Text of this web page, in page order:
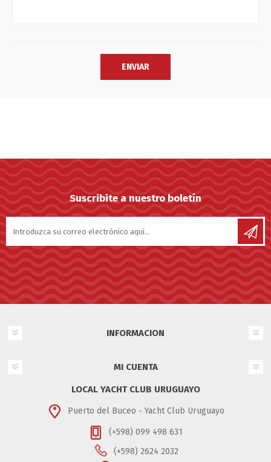
Suscribite a nuestro boletín
INFORMACION
MI CUENTA
LOCAL YACHT CLUB URUGUAYO
Puerto del Buceo - Yacht Club Uruguayo
(+598) 099 498 631
(+598) 2624 2032